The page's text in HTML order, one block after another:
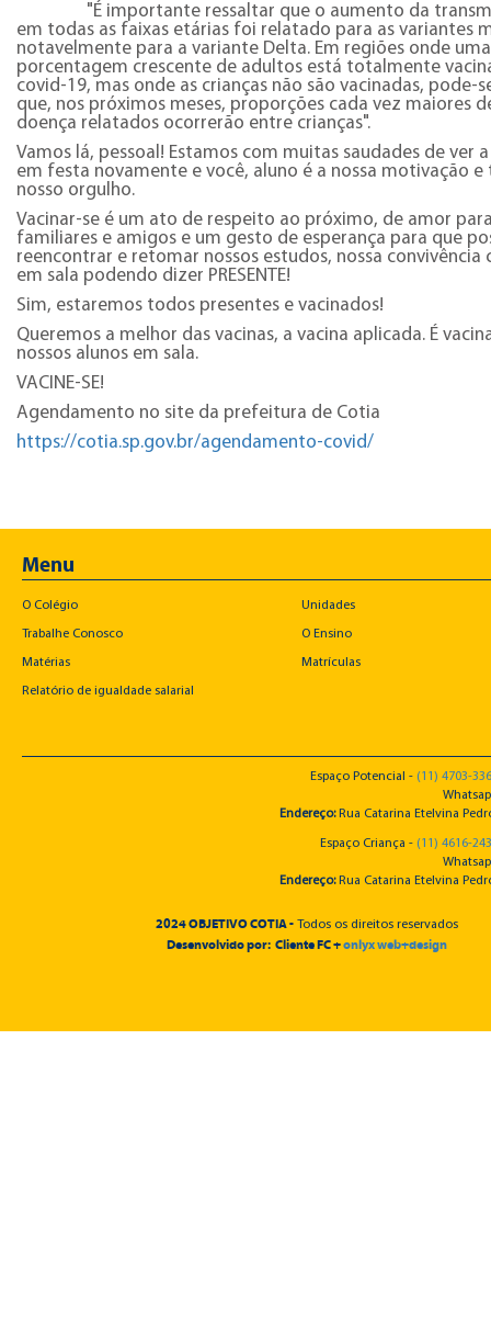
"É importante ressaltar que o aumento da
em todas as faixas etárias foi relatado para as variantes
notavelmente para a variante Delta. Em regiões onde uma
porcentagem crescente de adultos está totalmente
covid-19, mas onde as crianças não são vacinadas, pode-
que, nos próximos meses, proporções cada vez maiores
doença relatados ocorrerão entre crianças".
Vamos lá, pessoal! Estamos com muitas saudades de ver
em festa novamente e você, aluno é a nossa motivação
nosso orgulho.
Vacinar-se é um ato de respeito ao próximo, de amor
familiares e amigos e um gesto de esperança para que
reencontrar e retomar nossos estudos, nossa convivência
em sala podendo dizer PRESENTE!
Sim, estaremos todos presentes e vacinados!
Queremos a melhor das vacinas, a vacina aplicada. É
nossos alunos em sala.
VACINE-SE!
Agendamento no site da prefeitura de Cotia
https://cotia.sp.gov.br/agendamento-covid/
Menu
O Colégio Unidades
Trabalhe Conosco O Ensino
Matérias Matrículas
Relatório de igualdade salarial
Espaço Potencial - (11) 4703-
Endereço: Rua Catarina Etelvina
Espaço Criança - (11) 4616-
Endereço: Rua Catarina Etelvina
2024 OBJETIVO COTIA - Todos os direitos reservados
Desenvolvido por: Cliente FC +onlyx web+design